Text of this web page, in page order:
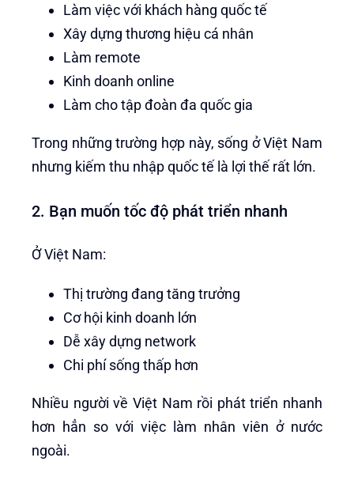
Làm việc với khách hàng quốc tế
Xây dựng thương hiệu cá nhân
Làm remote
Kinh doanh online
Làm cho tập đoàn đa quốc gia
Trong những trường hợp này, sống ở Việt Nam
nhưng kiếm thu nhập quốc tế là lợi thế rất lớn.
2. Bạn muốn tốc độ phát triển nhanh
Ở Việt Nam:
Thị trường đang tăng trưởng
Cơ hội kinh doanh lớn
Dễ xây dựng network
Chi phí sống thấp hơn
Nhiều người về Việt Nam rồi phát triển nhanh
hơn hẳn so với việc làm nhân viên ở nước
ngoài.